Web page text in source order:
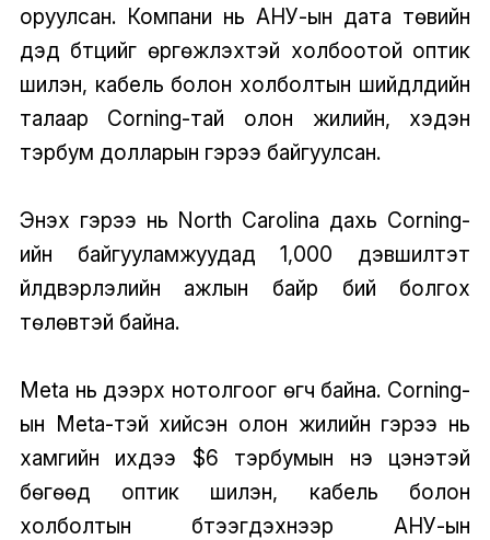
оруулсан. Компани нь АНУ-ын дата төвийн
дэд бүтцийг өргөжүүлэхтэй холбоотой оптик
шилэн, кабель болон холболтын шийдлүүдийн
талаар Corning-тай олон жилийн, хэдэн
тэрбум долларын гэрээ байгуулсан.
Энэхүү гэрээ нь North Carolina дахь Corning-
ийн байгууламжуудад 1,000 дэвшилтэт
үйлдвэрлэлийн ажлын байр бий болгох
төлөвтэй байна.
Meta нь дээрх нотолгоог өгч байна. Corning-
ын Meta-тэй хийсэн олон жилийн гэрээ нь
хамгийн ихдээ $6 тэрбумын үнэ цэнэтэй
бөгөөд оптик шилэн, кабель болон
холболтын бүтээгдэхүүнээр АНУ-ын